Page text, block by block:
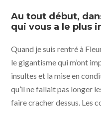
Au tout début,
qui vous a le plus
Quand je suis rentré à
le gigantisme qui m’ont
insultes et la mise en
qu’il ne fallait pas longer
faire cracher dessus. Les